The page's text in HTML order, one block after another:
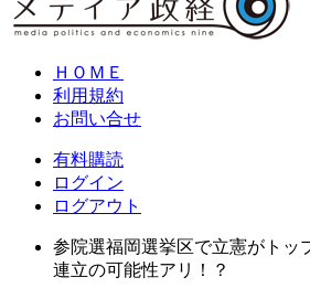
ＨＯＭＥ
利用規約
お問い合せ
有料購読
ログイン
ログアウト
参院選福岡選挙区で立憲がトッ
連立の可能性アリ！？